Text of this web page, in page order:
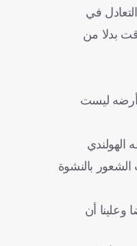
في
بدلا من
أرضه ليست
قلب دفاعه الهولندي
بالنشوة
وعلينا أن